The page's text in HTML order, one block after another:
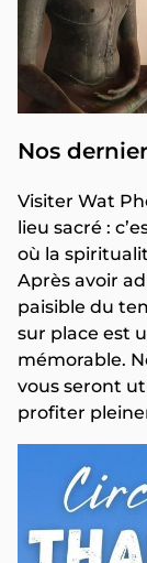
Nos
Visiter Wat
lieu sacré :
où la
Après avoir
paisible du
sur place est
mémorable.
vous seront
profiter